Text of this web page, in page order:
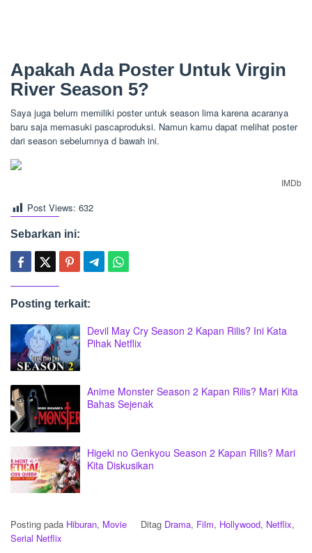
Apakah Ada Poster Untuk Virgin
River Season 5?
Saya juga belum memiliki poster untuk season lima karena acaranya
baru saja memasuki pascaproduksi. Namun kamu dapat melihat poster
dari season sebelumnya d bawah ini.
IMDb
Post Views: 632
Sebarkan ini:
Posting terkait:
Devil May Cry Season 2 Kapan Rilis? Ini Kata
Pihak Netflix
Anime Monster Season 2 Kapan Rilis? Mari Kita
Bahas Sejenak
Higeki no Genkyou Season 2 Kapan Rilis? Mari
Kita Diskusikan
Posting pada Hiburan, Movie Ditag Drama, Film, Hollywood, Netflix,
Serial Netflix